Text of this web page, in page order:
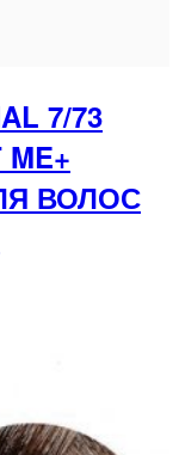
7/73
ME+
ВОЛОС